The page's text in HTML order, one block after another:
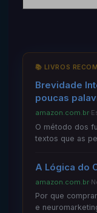
📚 LIVROS
Brevidade
poucas
amazon.com.br·
O método dos
textos que as
A Lógica do
amazon.com.br·
Por que
e